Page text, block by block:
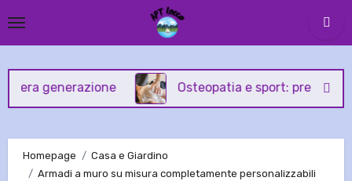
to
Osteopatia e sport: prevenzione e
Homepage
Casa e Giardino
Armadi a muro su misura completamente personalizzabili